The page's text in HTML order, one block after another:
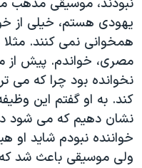
یهودی هستم، خیلی از
همخوانی نمی کنند. مثلا
مصری، خواندم. پیش از
نخوانده بود چرا که می
کند. به او گفتم این
نشان دهیم که می شود
خواننده نبودم شاید
ولی موسیقی باعث شد که